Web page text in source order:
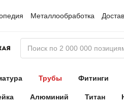
Металлообработка
Трубы Фитинги
Алюминий Титан